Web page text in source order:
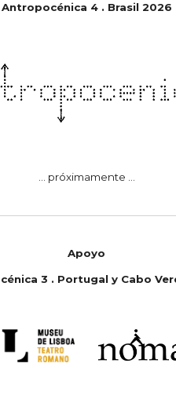
Antropocénica 4. Brasil 2026
... próximamente ...
Apoyo
3 . Portugal yCabo